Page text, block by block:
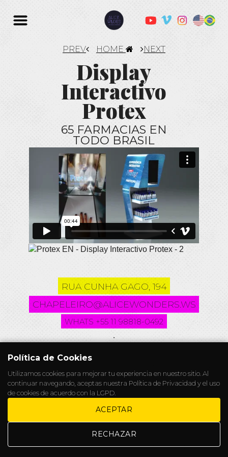
PREV HOME NEXT
Display
Interactivo
Protex
65 FARMACIAS EN
TODO BRASIL
RUA CUNHA GAGO, 194
CHAPELEIRO@ALICEWONDERS.WS
WHATS +55 11 98818-0492
.
Política de Cookies
Utilizamos cookies para mejorar tu experiencia en nuestro sitio. Al
continuar navegando, aceptas nuestra Política de Privacidad y el uso
de cookies de acuerdo con la LGPD.
ACEPTAR
RECHAZAR